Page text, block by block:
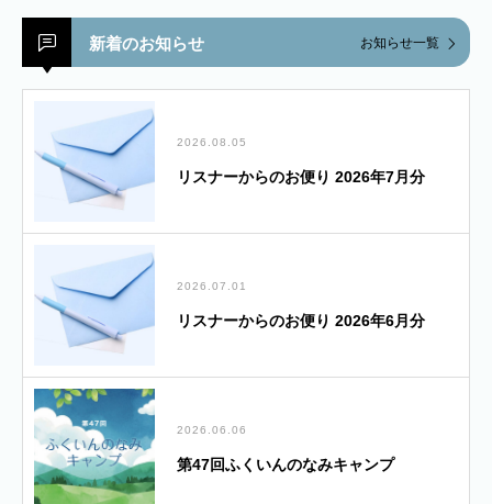
新着のお知らせ お知らせ一覧
2026.08.05
リスナーからのお便り 2026年7月分
2026.07.01
リスナーからのお便り 2026年6月分
2026.06.06
第47回ふくいんのなみキャンプ